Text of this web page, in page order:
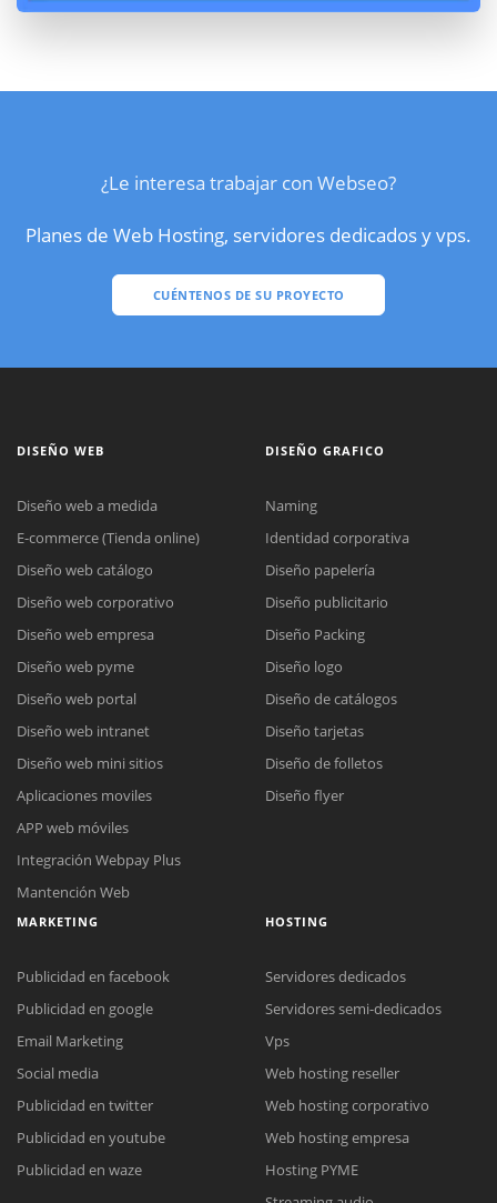
¿Le interesa trabajar con Webseo?
Planes de Web Hosting, servidores dedicados y vps.
CUÉNTENOS DE SU PROYECTO
Meet para la reunión online.
Cotización
Complete el formulario y nos contactaremos a la brevedad.
Chat Online
Todos nuestros ejecutivos están fuera de línea. Complete el formulario
para enviarnos un correo electrónico con sus datos personales.
DISEÑO WEB
Diseño web a medida
E-commerce (Tienda online)
Diseño web catálogo
Diseño web corporativo
Diseño web empresa
Diseño web pyme
Diseño web portal
Diseño web intranet
Diseño web mini sitios
Aplicaciones moviles
APP web móviles
Integración Webpay Plus
Mantención Web
DISEÑO GRAFICO
Naming
Identidad corporativa
Diseño papelería
Diseño publicitario
Diseño Packing
Diseño logo
Diseño de catálogos
Diseño tarjetas
Diseño de folletos
Diseño flyer
MARKETING
Publicidad en facebook
Publicidad en google
Email Marketing
Social media
Publicidad en twitter
Publicidad en youtube
Publicidad en waze
HOSTING
Servidores dedicados
Servidores semi-dedicados
Vps
Web hosting reseller
Web hosting corporativo
Web hosting empresa
Hosting PYME